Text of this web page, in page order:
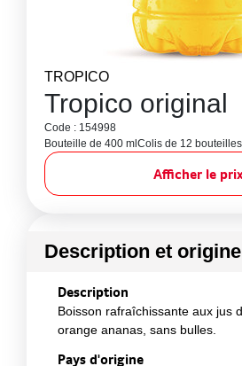
TROPICO
Tropico original
Code : 154998
Bouteille de 400 ml Colis de 12 bouteilles
Afficher le
Description et origine
Description
Boisson rafraîchissante aux jus
orange ananas, sans bulles.
Pays d'origine